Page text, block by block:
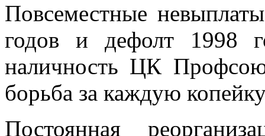
Повсеместные
годов и дефолт 1998
наличность ЦК
борьба за каждую
Постоянная